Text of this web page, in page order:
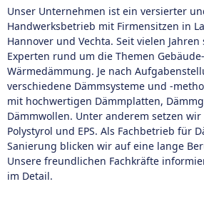
Unser Unternehmen ist ein versierter
Handwerksbetrieb mit Firmensitzen in
Hannover und Vechta. Seit vielen
Experten rund um die Themen
Wärmedämmung. Je nach
verschiedene Dämmsysteme und -
mit hochwertigen Dämmplatten,
Dämmwollen. Unter anderem setzen wir
Polystyrol und EPS. Als Fachbetrieb für
Sanierung blicken wir auf eine lange
Unsere freundlichen Fachkräfte
im Detail.